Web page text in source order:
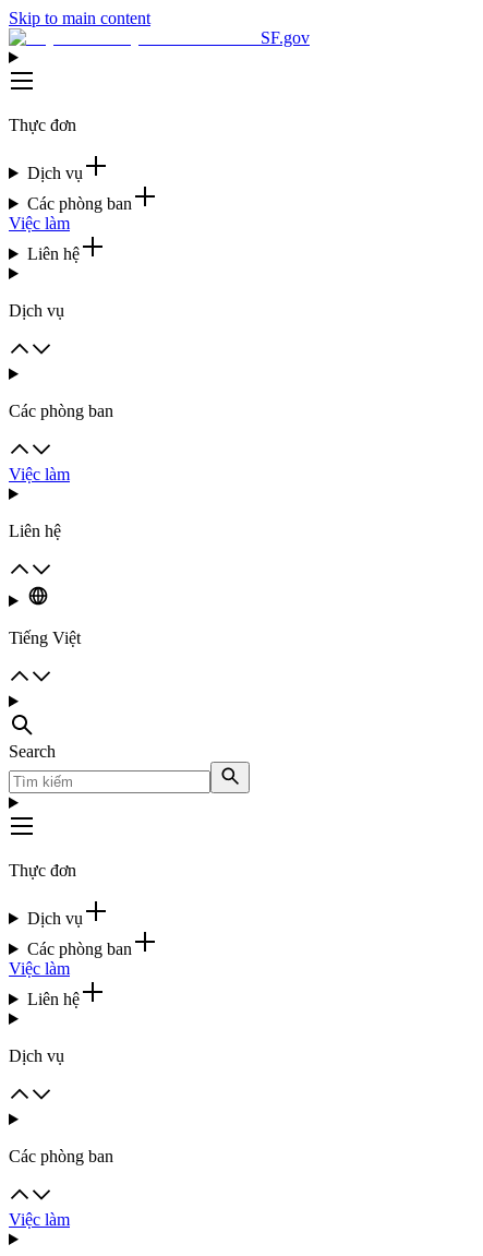
Skip to main content
SF.gov
Thực đơn
Dịch vụ
Các phòng ban
Việc làm
Liên hệ
Dịch vụ
Các phòng ban
Việc làm
Liên hệ
Tiếng Việt
Search
Thực đơn
Dịch vụ
Các phòng ban
Việc làm
Liên hệ
Dịch vụ
Các phòng ban
Việc làm